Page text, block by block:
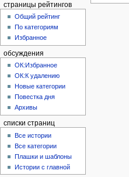
страницы рейтингов
Общий рейтинг
По категориям
Избранное
обсуждения
ОК:Избранное
ОК:К удалению
Новые категории
Повестка дня
Архивы
списки страниц
Все истории
Все категории
Плашки и шаблоны
Истории с главной